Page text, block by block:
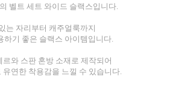
벨트 세트 와이드 슬랙스입니다.
는 자리부터 캐주얼룩까지
하기 좋은 슬랙스 아이템입니다.
르와 스판 혼방 소재로 제작되어
유연한 착용감을 느낄 수 있습니다.